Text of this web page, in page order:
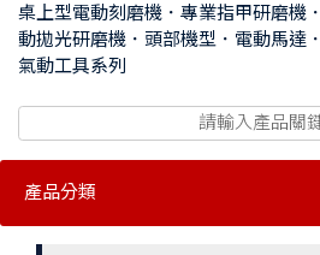
桌上型電動刻磨機．專業指甲研磨機
動拋光研磨機．頭部機型．電動馬達
氣動工具系列
產品分類